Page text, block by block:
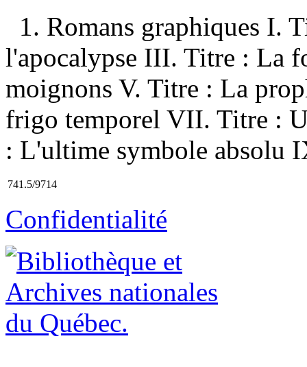
1. Romans graphiques I.
l'apocalypse III. Titre : La
moignons V. Titre : La
frigo temporel VII. Titre :
: L'ultime symbole absolu
741.5/9714
Confidentialité